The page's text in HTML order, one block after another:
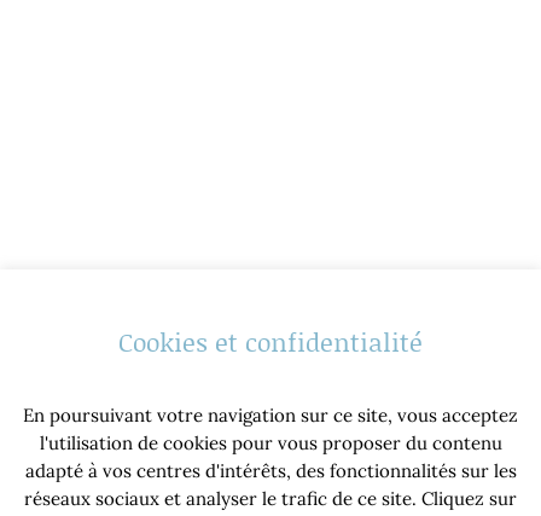
Cookies et confidentialité
En poursuivant votre navigation sur ce site, vous acceptez
l'utilisation de cookies pour vous proposer du contenu
adapté à vos centres d'intérêts, des fonctionnalités sur les
réseaux sociaux et analyser le trafic de ce site. Cliquez sur